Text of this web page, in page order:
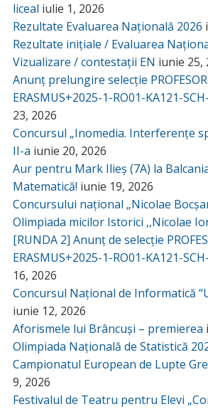
liceal iulie 1, 2026
Rezultate Evaluarea Națională 2026
Rezultate inițiale / Evaluarea
Vizualizare / contestații EN iunie 25,
Anunț prelungire selecție
ERASMUS+2025-1-RO01-KA121-
23, 2026
Concursul „Inomedia. Interferențe
II-a iunie 20, 2026
Aur pentru Mark Ilieș (7A) la
Matematică! iunie 19, 2026
Concursului național „Nicolae
Olimpiada micilor Istorici ,,Nicolae
[RUNDA 2] Anunț de selecție
ERASMUS+2025-1-RO01-KA121-
16, 2026
Concursul Național de Informatică
iunie 12, 2026
Aforismele lui Brâncuși – premierea
Olimpiada Națională de Statistică
Campionatul European de Lupte
9, 2026
Festivalul de Teatru pentru Elevi